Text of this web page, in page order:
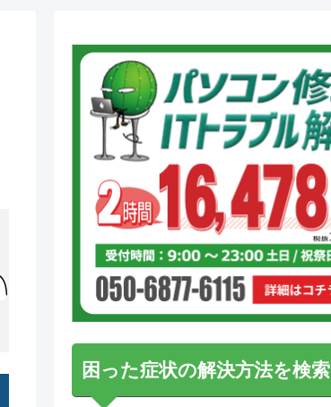
困った症状の解決方法を検索